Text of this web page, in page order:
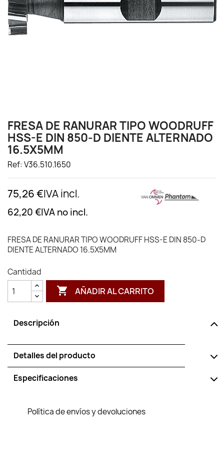
FRESA DE RANURAR TIPO WOODRUFF
HSS-E DIN 850-D DIENTE ALTERNADO
16.5X5MM
Ref: V36.510.1650
75,26 €IVA incl.
62,20 €IVA no incl.
FRESA DE RANURAR TIPO WOODRUFF HSS-E DIN 850-D
DIENTE ALTERNADO 16.5X5MM
Cantidad
 AÑADIR AL CARRITO
Descripción
Detalles del producto
Especificaciones
Política de envíos y devoluciones